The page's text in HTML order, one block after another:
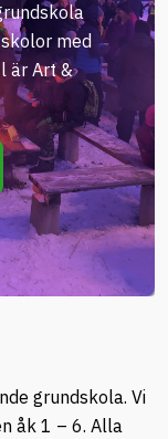
med
är Art &
grundskola. Vi
åk 1 – 6. Alla